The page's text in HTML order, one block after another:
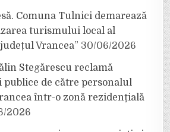
Comuna Tulnici demarează
turismului local al
Vrancea” 30/06/2026
Stegărescu reclamă
de către personalul
într-o zonă rezidențială
2026